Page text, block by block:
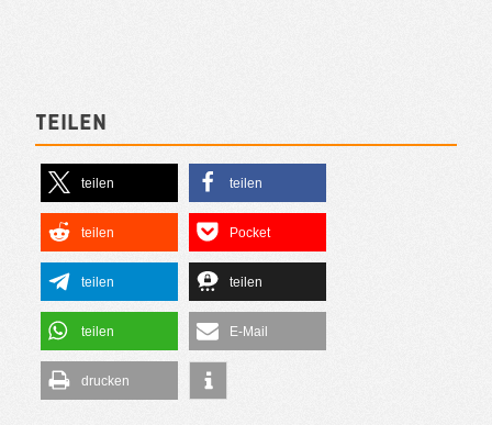
Teilen
teilen teilen
teilen Pocket
teilen teilen
teilen E-Mail
drucken